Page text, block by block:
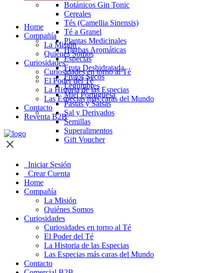
Botánicos Gin Tonic
Cereales
Tés (Camellia Sinensis)
Té a Granel
Plantas Medicinales
Hierbas Aromáticas
Especias
Fruta Deshidratada
Frutos Secos
Legumbres
Miel Portuguesa
Pastas y Salsas
Sal y Derivados
Semillas
Superalimentos
Gift Voucher
Home
Compañía
La Misión
Quiénes Somos
Curiosidades
Curiosidades en torno al Té
El Poder del Té
La Historia de las Especias
Las Especias más caras del Mundo
Contacto
Reventa B2B
Iniciar Sesión
Crear Cuenta
Home
Compañía
La Misión
Quiénes Somos
Curiosidades
Curiosidades en torno al Té
El Poder del Té
La Historia de las Especias
Las Especias más caras del Mundo
Contacto